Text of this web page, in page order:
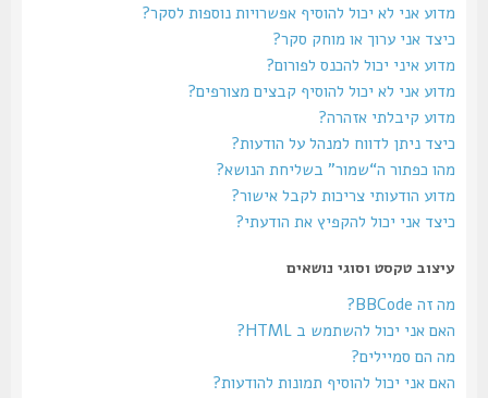
מדוע אני לא יכול להוסיף אפשרויות נוספות לסקר?
כיצד אני ערוך או מוחק סקר?
מדוע איני יכול להכנס לפורום?
מדוע אני לא יכול להוסיף קבצים מצורפים?
מדוע קיבלתי אזהרה?
כיצד ניתן לדווח למנהל על הודעות?
מהו כפתור ה“שמור” בשליחת הנושא?
מדוע הודעותי צריכות לקבל אישור?
כיצד אני יכול להקפיץ את הודעתי?
עיצוב טקסט וסוגי נושאים
מה זה BBCode?
האם אני יכול להשתמש ב HTML?
מה הם סמיילים?
האם אני יכול להוסיף תמונות להודעות?